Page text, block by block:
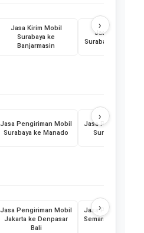
Jasa Kirim Mobil
Surabaya ke
Banjarmasin
Jasa Kirim
Surabaya ke
›
Jasa Pengiriman Mobil
Surabaya ke Manado
Jasa Pengiriman
Surabaya ke
›
Jasa Pengiriman Mobil
Jakarta ke Denpasar
Bali
Jasa Pengiriman
Semarang ke
›